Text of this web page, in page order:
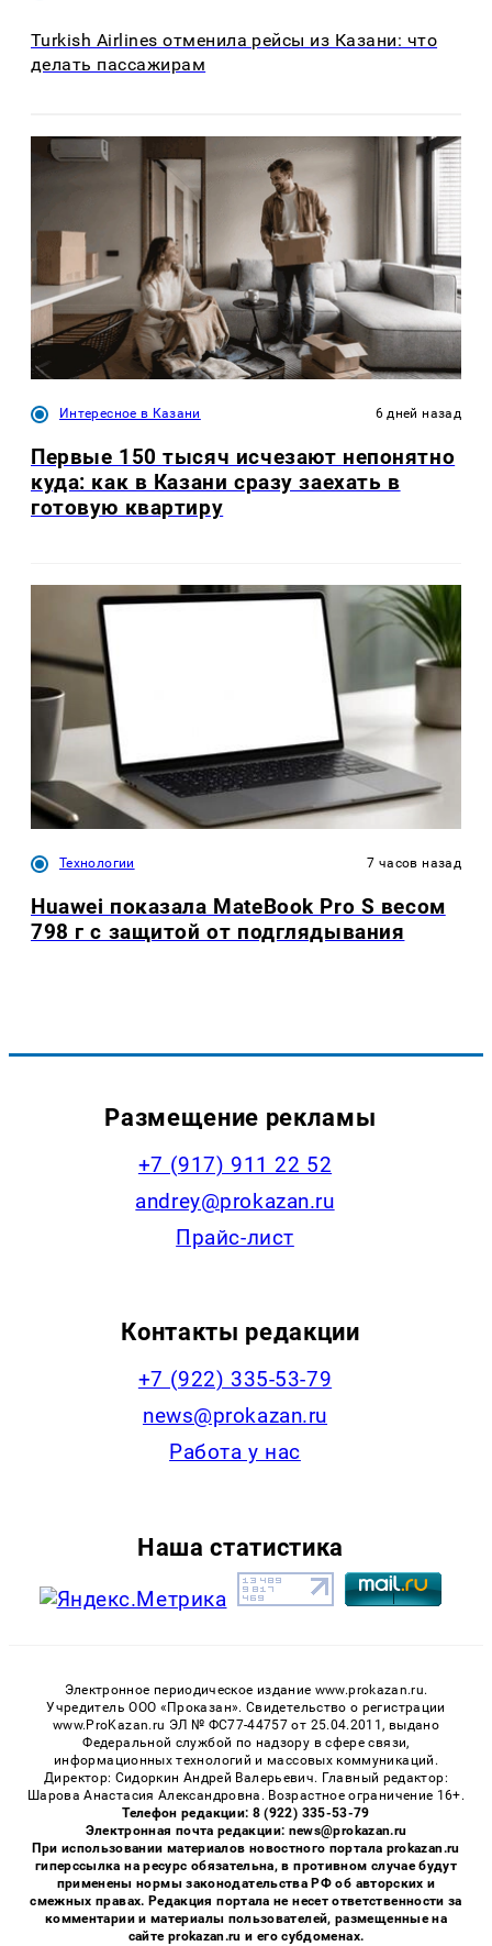
Turkish Airlines отменила рейсы из Казани: что
делать пассажирам
Интересное в Казани 6 дней назад
Первые 150 тысяч исчезают непонятно
куда: как в Казани сразу заехать в
готовую квартиру
Технологии 7 часов назад
Huawei показала MateBook Pro S весом
798 г с защитой от подглядывания
Размещение рекламы
+7 (917) 911 22 52
andrey@prokazan.ru
Прайс-лист
Контакты редакции
+7 (922) 335-53-79
news@prokazan.ru
Работа у нас
Наша статистика
Электронное периодическое издание www.prokazan.ru.
Учредитель ООО «Проказан». Cвидетельство о регистрации
www.ProKazan.ru ЭЛ № ФС77-44757 от 25.04.2011, выдано
Федеральной службой по надзору в сфере связи,
информационных технологий и массовых коммуникаций.
Директор: Сидоркин Андрей Валерьевич. Главный редактор:
Шарова Анастасия Александровна. Возрастное ограничение 16+.
Телефон редакции: 8 (922) 335-53-79
Электронная почта редакции: news@prokazan.ru
При использовании материалов новостного портала prokazan.ru
гиперссылка на ресурс обязательна, в противном случае будут
применены нормы законодательства РФ об авторских и
смежных правах. Редакция портала не несет ответственности за
комментарии и материалы пользователей, размещенные на
сайте prokazan.ru и его субдоменах.